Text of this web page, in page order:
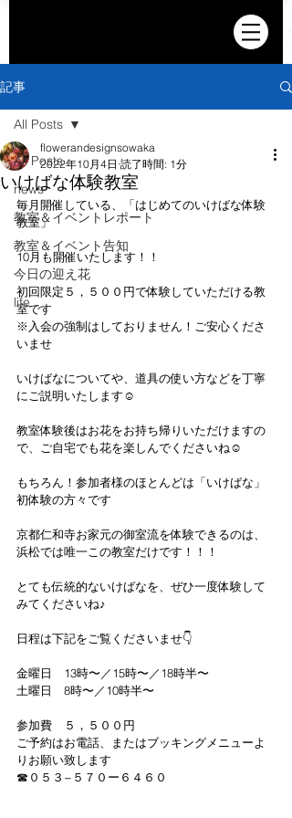
記事
All Posts
news
教室＆イベントレポート
教室＆イベント告知
今日の迎え花
life
All Posts
いけばな体験教室
flowerandesignsowaka
2022年10月4日 読了時間: 1分
毎月開催している、「はじめてのいけばな体験
教室」
10月も開催いたします！！
初回限定５，５００円で体験していただける教
室です
※入会の強制はしておりません！ご安心くださ
いませ
いけばなについてや、道具の使い方などを丁寧
にご説明いたします☺️
教室体験後はお花をお持ち帰りいただけますの
で、ご自宅でも花を楽しんでくださいね☺️
もちろん！参加者様のほとんどは「いけばな」
初体験の方々です
京都仁和寺お家元の御室流を体験できるのは、
浜松では唯一この教室だけです！！！
とても伝統的ないけばなを、ぜひ一度体験して
みてくださいね♪
日程は下記をご覧くださいませ👇
金曜日　13時〜／15時〜／18時半〜
土曜日　8時〜／10時半〜
参加費　５，５００円
ご予約はお電話、またはブッキングメニューよ
りお願い致します
☎︎０５３−５７０ー６４６０